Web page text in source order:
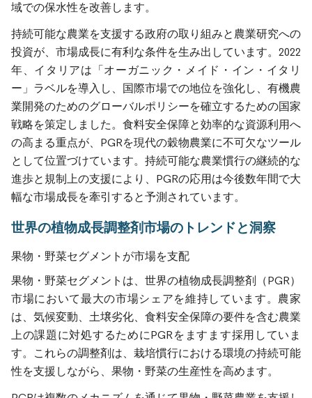
域での保水性を改善します。
持続可能な農業を支援する政府の取り組みと農業研究への
投資が、市場成長に有利な条件を生み出しています。2022
年、イタリアは「オーガニック・メイド・イン・イタリ
ー」ラベルを導入し、国際市場での地位を強化し、有機農
業開発のためのグローバルポリシーを確立するための国家
戦略を策定しました。食料安全保障と効率的な資源利用へ
の高まる重点が、PGRを現代の穀物農業に不可欠なツール
として位置づけています。持続可能な農業慣行の継続的な
進歩と規制上の支援により、PGRの応用は今後数年間で大
幅な市場成長を牽引すると予測されています。
世界の植物成長調整剤市場のトレンドと洞察
果物・野菜セグメントが市場を支配
果物・野菜セグメントは、世界の植物成長調整剤（PGR）
市場において最大の市場シェアを維持しています。農家
は、気候変動、土壌劣化、食料安全保障の要件を含む農業
上の課題に対処するためにPGRをますます採用していま
す。これらの調整剤は、栽培慣行における環境の持続可能
性を支援しながら、果物・野菜の生産性を高めます。